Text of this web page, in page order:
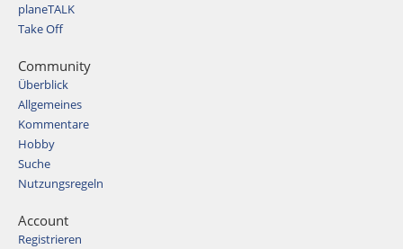
planeTALK
Take Off
Community
Überblick
Allgemeines
Kommentare
Hobby
Suche
Nutzungsregeln
Account
Registrieren